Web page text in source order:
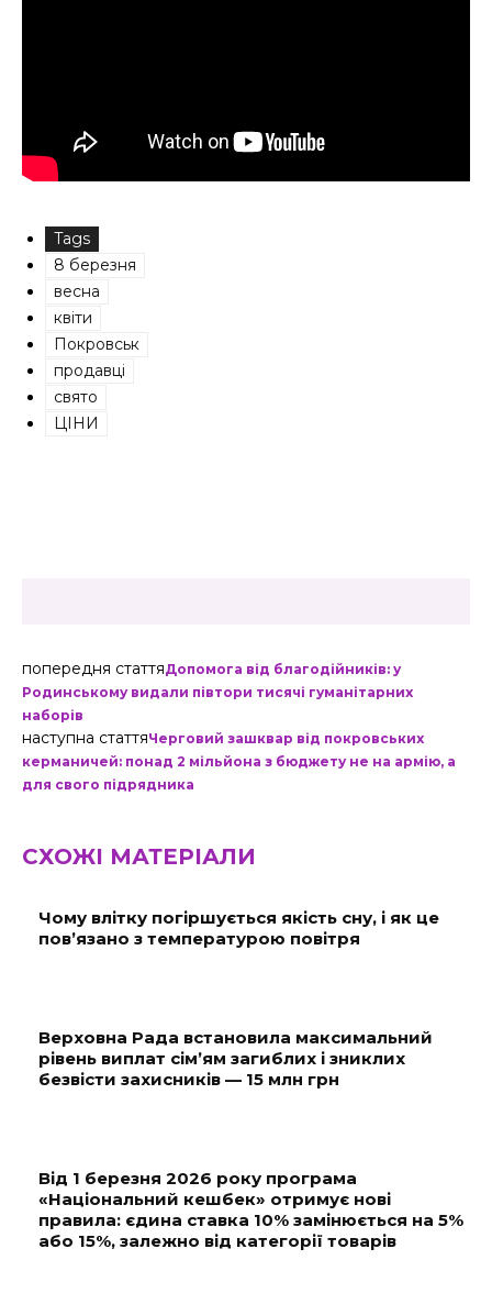
Tags
8 березня
весна
квіти
Покровськ
продавці
свято
ЦІНИ
попередня статтяДопомога від благодійників: у
Родинському видали півтори тисячі гуманітарних
наборів
наступна статтяЧерговий зашквар від покровських
керманичей: понад 2 мільйона з бюджету не на армію, а
для свого підрядника
СХОЖІ МАТЕРІАЛИ
Чому влітку погіршується якість сну, і як це
пов’язано з температурою повітря
Верховна Рада встановила максимальний
рівень виплат сім’ям загиблих і зниклих
безвісти захисників — 15 млн грн
Від 1 березня 2026 року програма
«Національний кешбек» отримує нові
правила: єдина ставка 10% замінюється на 5%
або 15%, залежно від категорії товарів